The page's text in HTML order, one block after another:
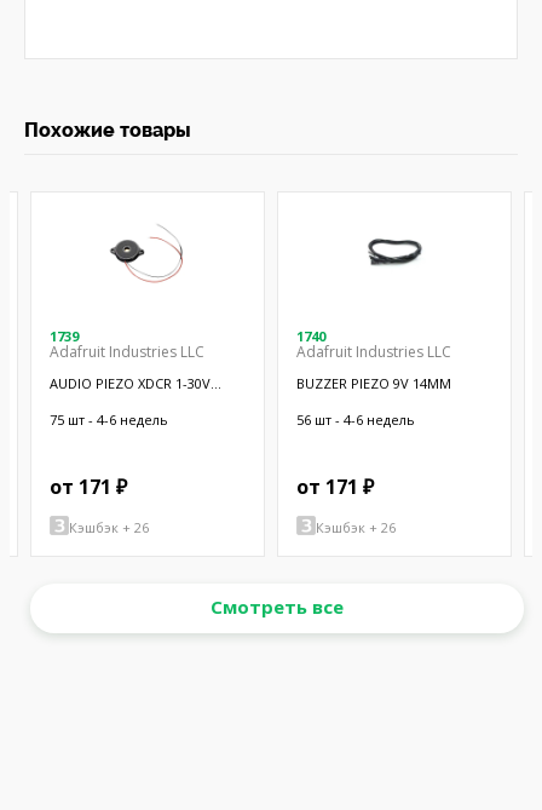
Похожие товары
1739
Adafruit Industries LLC
AUDIO PIEZO XDCR 1-30V
75 шт - 4-6 недель
от 171 ₽
Кэшбэк + 26
1740
Adafruit Industries LLC
BUZZER PIEZO 9V 14MM
56 шт - 4-6 недель
от 171 ₽
Кэшбэк + 26
Смотреть все